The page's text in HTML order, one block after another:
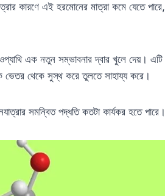
কারণে এই হরমোনের মাত্রা কমে যেতে পারে,
এক নতুন সম্ভাবনার দ্বার খুলে দেয়। এটি
ভেতর থেকে সুস্থ করে তুলতে সাহায্য করে।
সমন্বিত পদ্ধতি কতটা কার্যকর হতে পারে।